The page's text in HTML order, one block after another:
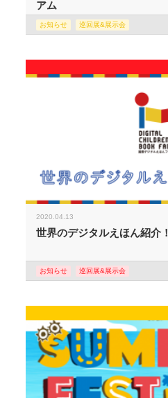
アム
お知らせ 巡回展&展示会
2020.04.13
世界のデジタルえほん紹介！
お知らせ 巡回展&展示会